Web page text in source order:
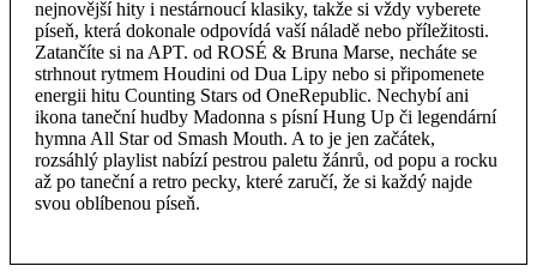
nejnovější hity i nestárnoucí klasiky, takže si vždy vyberete
píseň, která dokonale odpovídá vaší náladě nebo příležitosti.
Zatančíte si na APT. od ROSÉ & Bruna Marse, necháte se
strhnout rytmem Houdini od Dua Lipy nebo si připomenete
energii hitu Counting Stars od OneRepublic. Nechybí ani
ikona taneční hudby Madonna s písní Hung Up či legendární
hymna All Star od Smash Mouth. A to je jen začátek,
rozsáhlý playlist nabízí pestrou paletu žánrů, od popu a rocku
až po taneční a retro pecky, které zaručí, že si každý najde
svou oblíbenou píseň.